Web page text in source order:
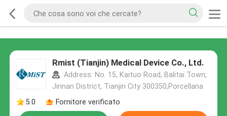
Rmist (Tianjin) Medical Device Co., Ltd.
Address: No. 15, Kaituo Road, Balitai Town,
Jinnan District, Tianjin City 300350,Porcellana
5.0
Fornitore verificato